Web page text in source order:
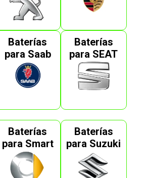
Baterías
para Saab
Baterías
para SEAT
Baterías
para Smart
Baterías
para Suzuki